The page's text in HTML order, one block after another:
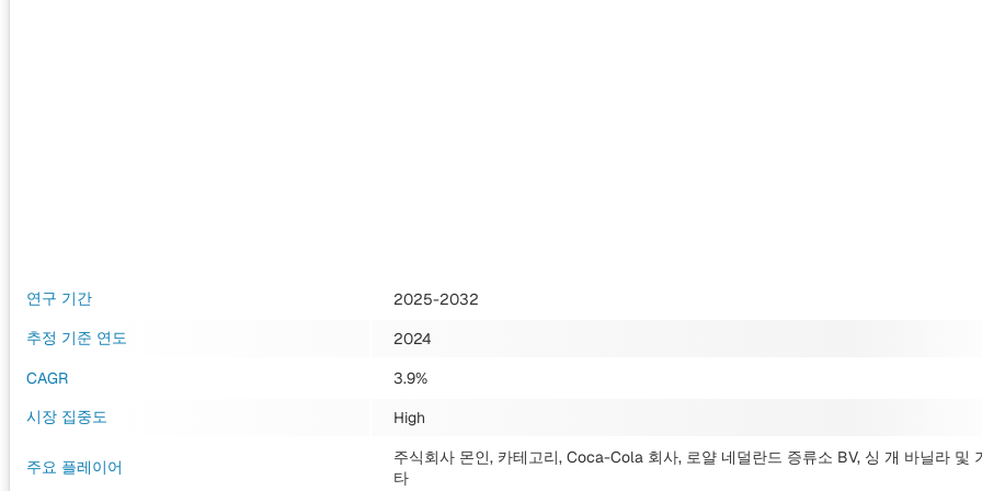
연구 기간
2025-2032
추정 기준 연도
2024
CAGR
3.9%
시장 집중도
High
주요 플레이어 주식회사 몬인, 카테고리, Coca-Cola 회사, 로얄 네덜란드 증류소 BV, 싱 개 바닐라 및
타